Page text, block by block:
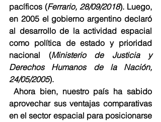
pacíficos (Ferrario, 28/09/2018). Luego,
en 2005 el gobierno argentino declaró
al desarrollo de la actividad espacial
como política de estado y prioridad
nacional (Ministerio de Justicia y
Derechos Humanos de la Nación,
24/05/2005).
aprovechar sus ventajas comparativas
en el sector espacial para posicionarse